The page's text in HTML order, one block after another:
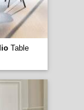
Table